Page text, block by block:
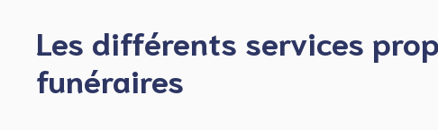
Les différents services
funéraires